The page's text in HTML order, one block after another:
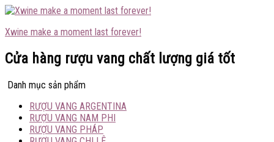
Xwine make a moment last forever!
Cửa hàng rượu vang chất lượng giá tốt
Danh mục sản phẩm
RƯỢU VANG ARGENTINA
RƯỢU VANG NAM PHI
RƯỢU VANG PHÁP